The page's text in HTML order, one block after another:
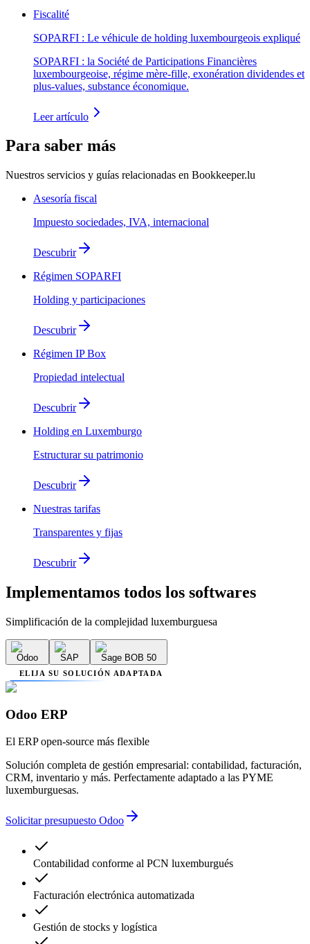
Fiscalité
SOPARFI : Le véhicule de holding luxembourgeois expliqué
SOPARFI : la Société de Participations Financières
luxembourgeoise, régime mère-fille, exonération dividendes et
plus-values, substance économique.
Leer artículo
Para saber más
Nuestros servicios y guías relacionadas en Bookkeeper.lu
Asesoría fiscal
Impuesto sociedades, IVA, internacional
Descubrir
Régimen SOPARFI
Holding y participaciones
Descubrir
Régimen IP Box
Propiedad intelectual
Descubrir
Holding en Luxemburgo
Estructurar su patrimonio
Descubrir
Nuestras tarifas
Transparentes y fijas
Descubrir
Implementamos todos los softwares
Simplificación de la complejidad luxemburguesa
Odoo SAP Sage BOB 50
ELIJA SU SOLUCIÓN ADAPTADA
Odoo ERP
El ERP open-source más flexible
Solución completa de gestión empresarial: contabilidad, facturación,
CRM, inventario y más. Perfectamente adaptado a las PYME
luxemburguesas.
Solicitar presupuesto Odoo
Contabilidad conforme al PCN luxemburgués
Facturación electrónica automatizada
Gestión de stocks y logística